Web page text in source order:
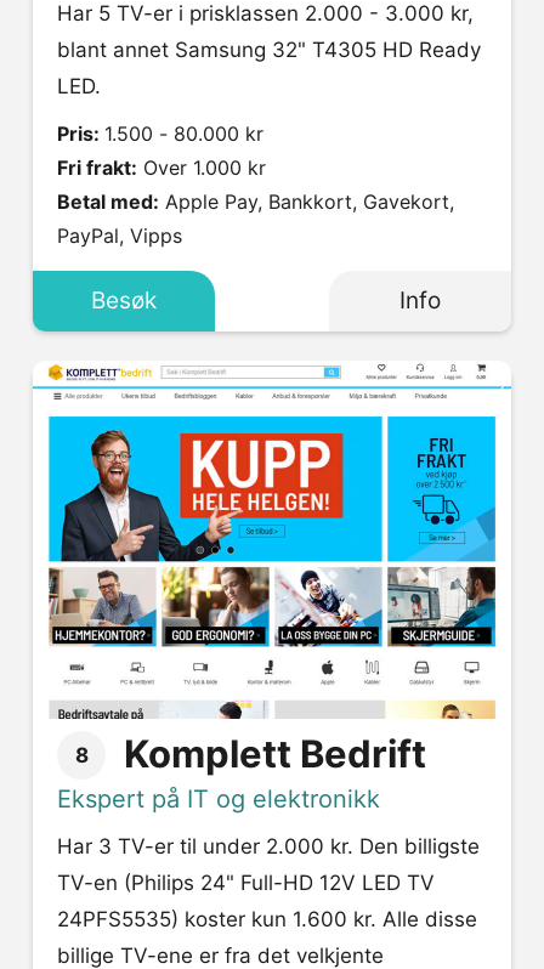
Har 5 TV-er i prisklassen 2.000 - 3.000 kr,
blant annet Samsung 32" T4305 HD Ready
LED.
Pris: 1.500 - 80.000 kr
Fri frakt: Over 1.000 kr
Betal med:
PayPal, Vipps
Besøk Info
8 Komplett Bedrift
Ekspert på IT og elektronikk
Har 3 TV-er til under 2.000 kr. Den billigste
TV-en (Philips 24" Full-HD 12V LED TV
24PFS5535) koster kun 1.600 kr. Alle disse
billige TV-ene er fra det velkjente